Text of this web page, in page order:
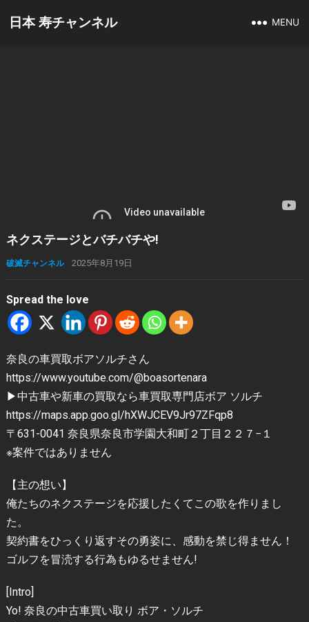
日本 寿チャンネル MENU
ネクステージとバチバチや!
破滅チャンネル 2025年8月19日
Spread the love
奈良の車買取ボアソルチさん
https://www.youtube.com/@boasortenara
▶中古車や新車の買取なら車買取専門店ボア ソルチ
https://maps.app.goo.gl/hXWJCEV9Jr97ZFqp8
〒631-0041 奈良県奈良市学園大和町２丁目２２７−１
※案件ではありません
【主の想い】
俺たちのネクステージを応援したくてこの歌を作りまし
た。
契約書をひっくり返すその勇姿に、感動を禁じ得ません！
ゴルフを冒涜する行為もゆるせません!
[Intro]
Yo! 奈良の中古車買い取り ボア・ソルチ